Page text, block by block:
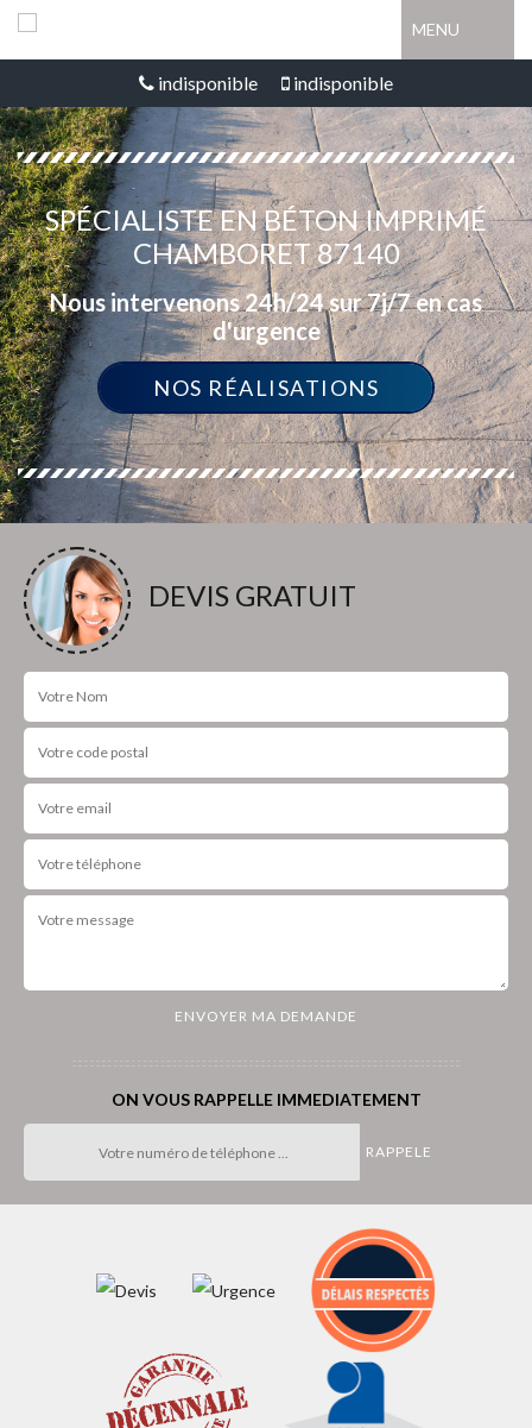
MENU
indisponible indisponible
SPÉCIALISTE EN BÉTON IMPRIMÉ
CHAMBORET 87140
Nous intervenons 24h/24 sur 7j/7 en cas
d'urgence
NOS RÉALISATIONS
DEVIS GRATUIT
ON VOUS RAPPELLE IMMEDIATEMENT